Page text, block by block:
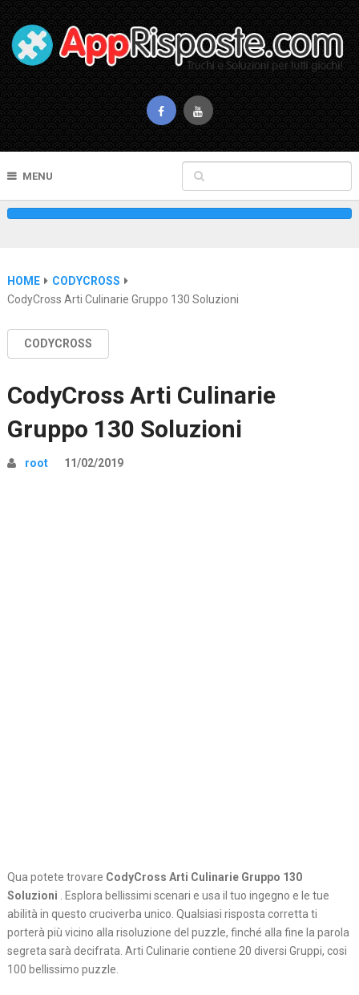
MENU
HOME
CODYCROSS
CodyCross Arti Culinarie Gruppo 130 Soluzioni
CODYCROSS
CodyCross Arti Culinarie
Gruppo 130 Soluzioni
root 11/02/2019
Qua potete trovare CodyCross Arti Culinarie Gruppo 130
Soluzioni . Esplora bellissimi scenari e usa il tuo ingegno e le tue
abilità in questo cruciverba unico. Qualsiasi risposta corretta ti
porterà più vicino alla risoluzione del puzzle, finché alla fine la parola
segreta sarà decifrata. Arti Culinarie contiene 20 diversi Gruppi, cosi
100 bellissimo puzzle.